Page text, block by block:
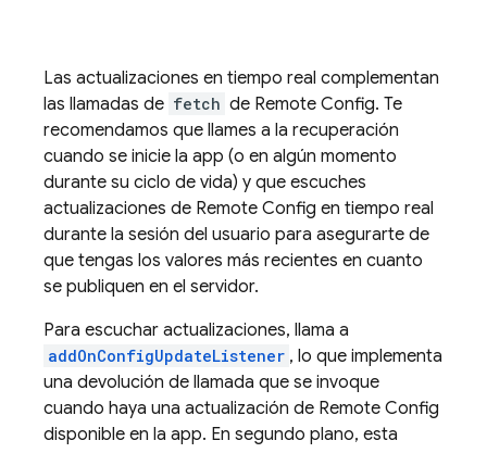
Las actualizaciones en tiempo real complementan
las llamadas de fetch de Remote Config. Te
recomendamos que llames a la recuperación
cuando se inicie la app (o en algún momento
durante su ciclo de vida) y que escuches
actualizaciones de Remote Config en tiempo real
durante la sesión del usuario para asegurarte de
que tengas los valores más recientes en cuanto
se publiquen en el servidor.
Para escuchar actualizaciones, llama a
addOnConfigUpdateListener , lo que implementa
una devolución de llamada que se invoque
cuando haya una actualización de Remote Config
disponible en la app. En segundo plano, esta